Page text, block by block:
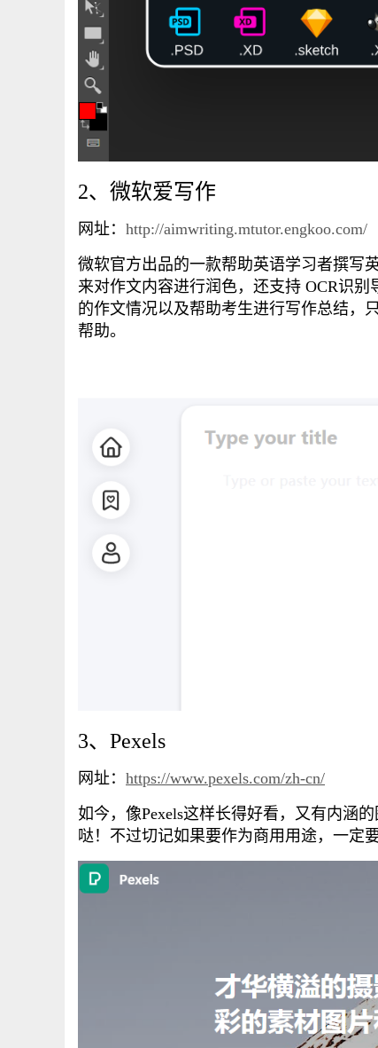
2、 微软爱写作
网址： http://aimwriting.mtutor.engkoo.com/
微软官方出品的一款帮助英语学习者撰写
来对作文内容进行润色，还支持 OCR识
的作文情况以及帮助考生进行写作总结，
帮助。
3、Pexels
网址： https://www.pexels.com/zh-cn/
如今，像Pexels这样长得好看，又有内涵
哒！不过切记如果要作为商用用途，一定